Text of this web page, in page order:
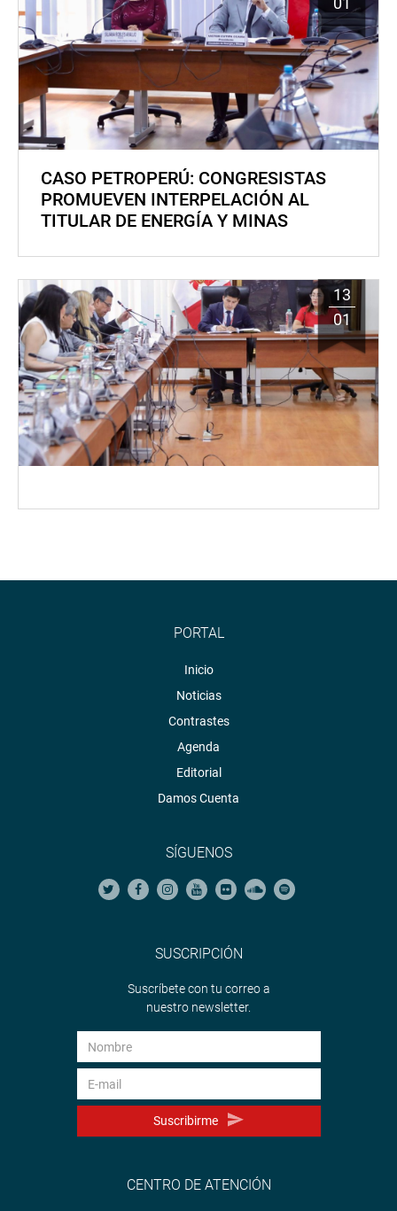
CASO PETROPERÚ: CONGRESISTAS
PROMUEVEN INTERPELACIÓN AL
TITULAR DE ENERGÍA Y MINAS
13
01
PORTAL
Inicio
Noticias
Contrastes
Agenda
Editorial
Damos Cuenta
SÍGUENOS
SUSCRIPCIÓN
Suscríbete con tu correo a
nuestro newsletter.
Suscribirme
CENTRO DE ATENCIÓN